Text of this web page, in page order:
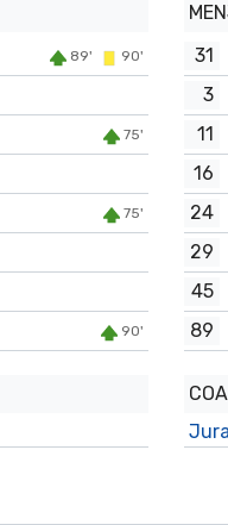
89' 90'
75'
75'
90'
31
3
11
16
24
29
45
89